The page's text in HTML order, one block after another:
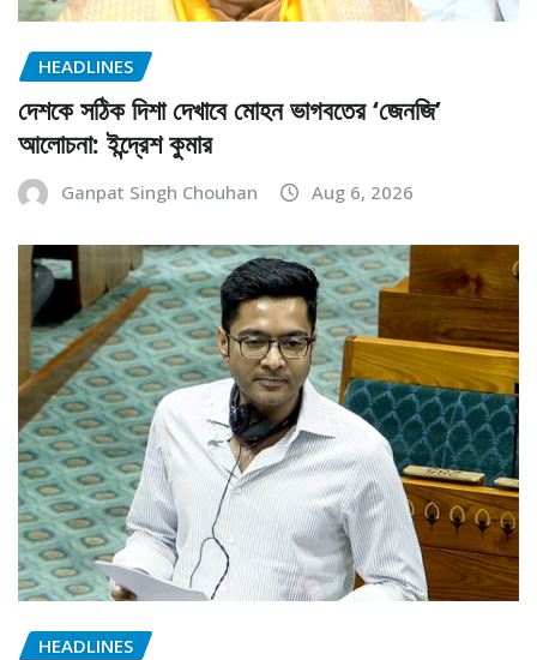
HEADLINES
দেশকে সঠিক দিশা দেখাবে মোহন ভাগবতের ‘জেনজি’
আলোচনা: ইন্দ্রেশ কুমার
Ganpat Singh Chouhan Aug 6, 2026
HEADLINES